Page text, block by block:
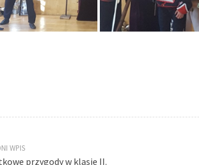
WPIS
przygody w klasie II.